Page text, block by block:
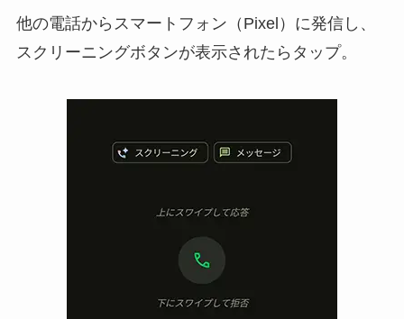
他の電話からスマートフォン（Pixel）に発信し、
スクリーニングボタンが表示されたらタップ。